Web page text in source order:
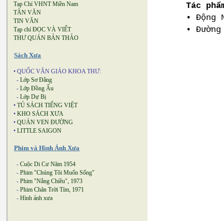
Tạp Chí VHNT Miền Nam
TÂN VĂN
TIN VĂN
Tạp chí ĐỌC VÀ VIẾT
THƯ QUÁN BẢN THẢO
Sách Xưa
• QUỐC VĂN GIÁO KHOA THƯ:
- Lớp Sơ Đẳng
- Lớp Đồng Ấu
- Lớp Dự Bị
• TỦ SÁCH TIẾNG VIỆT
• KHO SÁCH XƯA
• QUÁN VEN ĐƯỜNG
• LITTLE SAIGON
Phim và Hình Ảnh Xưa
- Cuộc Di Cư Năm 1954
- Phim "Chúng Tôi Muốn Sống"
- Phim "Nắng Chiều", 1973
- Phim Chân Trời Tím, 1971
- Hình ảnh xưa
Tác
• Động
•